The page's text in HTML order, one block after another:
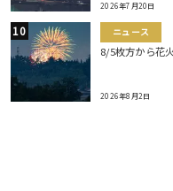
2026年7月20日
ニュース
8/5枚方から花
2026年8月2日